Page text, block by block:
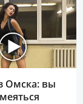
Омска: вы